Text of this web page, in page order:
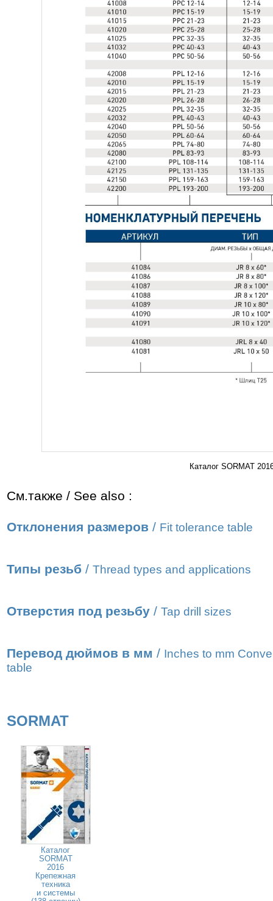
Каталог SORMAT
См.также / See also :
Отклонения размеров / Fit tolerance table
Типы резьб / Thread types and applications
Отверстия под резьбу / Tap drill sizes
Перевод дюймов в мм / Inches to mm
table
SORMAT
Каталог
SORMAT
2016
Крепежная
техника
и системы